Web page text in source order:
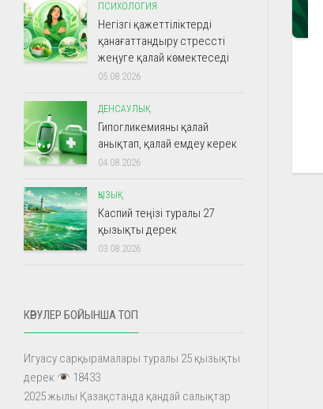
ПСИХОЛОГИЯ
Негізгі қажеттіліктерді
қанағаттандыру стрессті
жеңуге қалай көмектеседі
05.08.2026
ДЕНСАУЛЫҚ
Гипогликемияны қалай
анықтап, қалай емдеу керек
04.08.2026
ҚЫЗЫҚ
Каспий теңізі туралы 27
қызықты дерек
03.08.2026
КӨРУЛЕР БОЙЫНША ТОП
Игуасу сарқырамалары туралы 25 қызықты
дерек
18433
2025 жылы Қазақстанда қандай салықтар